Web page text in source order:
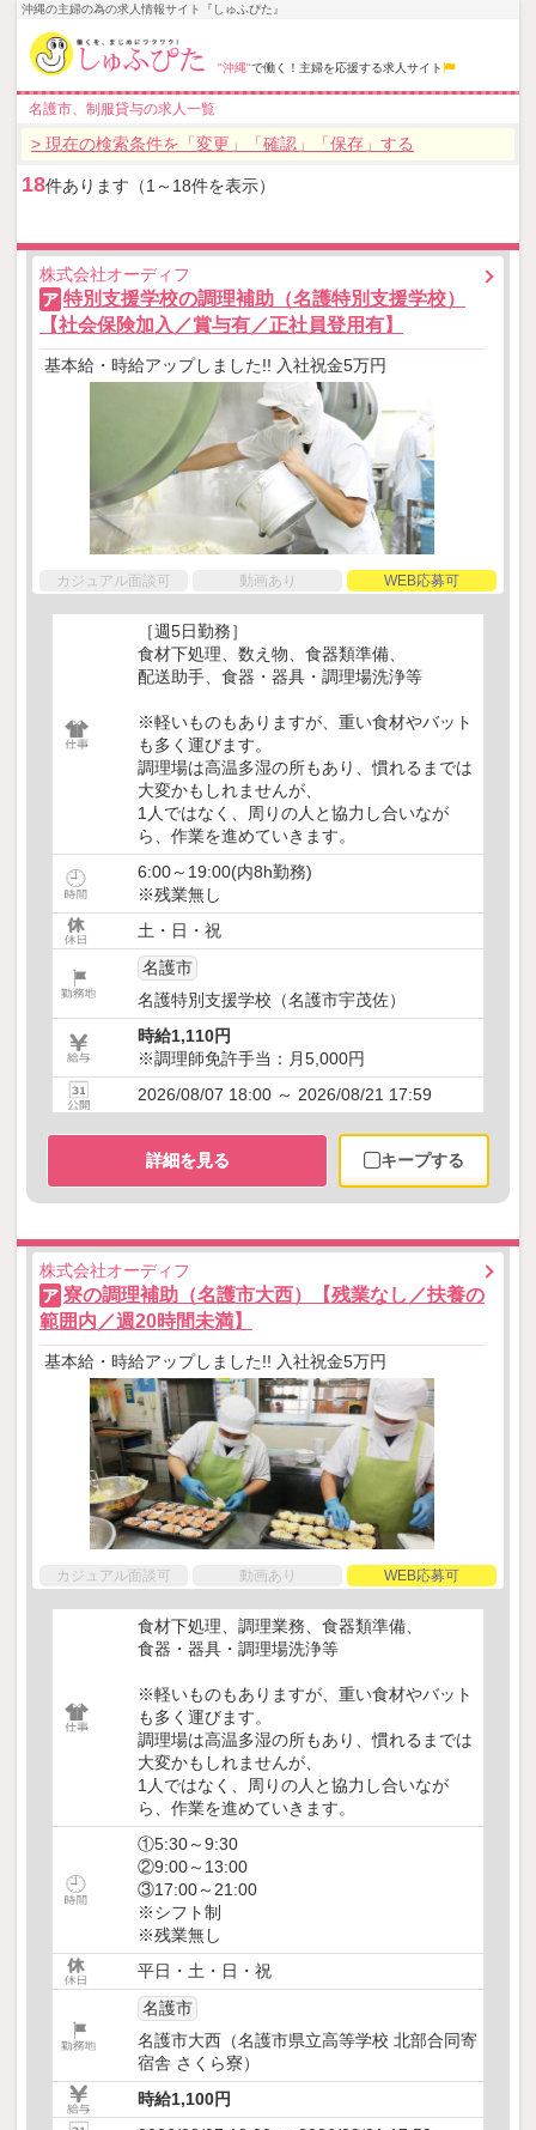
沖縄の主婦の為の求人情報サイト『しゅふぴた』
"沖縄"で働く！主婦を応援する求人サイト
名護市、制服貸与の求人一覧
> 現在の検索条件を「変更」「確認」「保存」する
18件あります（1～18件を表示）
株式会社オーディフ
ア 特別支援学校の調理補助（名護特別支援学校）
【社会保険加入／賞与有／正社員登用有】
基本給・時給アップしました!! 入社祝金5万円
カジュアル面談可 動画あり WEB応募可
［週5日勤務］
食材下処理、数え物、食器類準備、
配送助手、食器・器具・調理場洗浄等
※軽いものもありますが、重い食材やバット
も多く運びます。
調理場は高温多湿の所もあり、慣れるまでは
大変かもしれませんが、
1人ではなく、周りの人と協力し合いなが
ら、作業を進めていきます。
6:00～19:00(内8h勤務)
※残業無し
土・日・祝
名護市
名護特別支援学校（名護市宇茂佐）
時給1,110円
※調理師免許手当：月5,000円
2026/08/07 18:00 ～ 2026/08/21 17:59
詳細を見る キープする
株式会社オーディフ
ア 寮の調理補助（名護市大西）【残業なし／扶養の
範囲内／週20時間未満】
基本給・時給アップしました!! 入社祝金5万円
カジュアル面談可 動画あり WEB応募可
食材下処理、調理業務、食器類準備、
食器・器具・調理場洗浄等
※軽いものもありますが、重い食材やバット
も多く運びます。
調理場は高温多湿の所もあり、慣れるまでは
大変かもしれませんが、
1人ではなく、周りの人と協力し合いなが
ら、作業を進めていきます。
①5:30～9:30
②9:00～13:00
③17:00～21:00
※シフト制
※残業無し
平日・土・日・祝
名護市
名護市大西（名護市県立高等学校 北部合同寄
宿舎 さくら寮）
時給1,100円